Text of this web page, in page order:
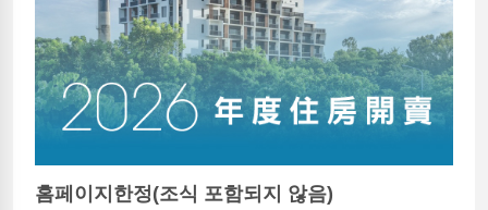
홈페이지한정(조식 포함되지 않음)